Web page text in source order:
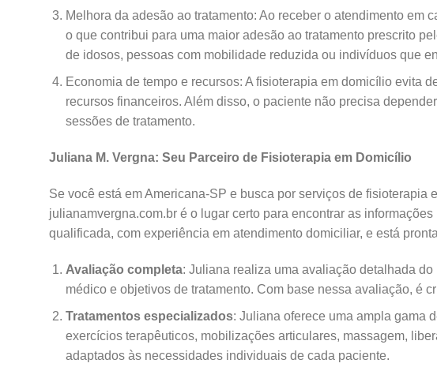
Melhora da adesão ao tratamento: Ao receber o atendimento em
o que contribui para uma maior adesão ao tratamento prescrito
de idosos, pessoas com mobilidade reduzida ou indivíduos que
Economia de tempo e recursos: A fisioterapia em domicílio evita
recursos financeiros. Além disso, o paciente não precisa
sessões de tratamento.
Juliana M. Vergna: Seu Parceiro de Fisioterapia em Domicílio
Se você está em Americana-SP e busca por serviços de
julianamvergna.com.br é o lugar certo para encontrar as
qualificada, com experiência em atendimento domiciliar, e está
Avaliação completa: Juliana realiza uma avaliação detalhada
médico e objetivos de tratamento. Com base nessa avaliação, é
Tratamentos especializados: Juliana oferece uma ampla gama
exercícios terapêuticos, mobilizações articulares, massagem,
adaptados às necessidades individuais de cada paciente.